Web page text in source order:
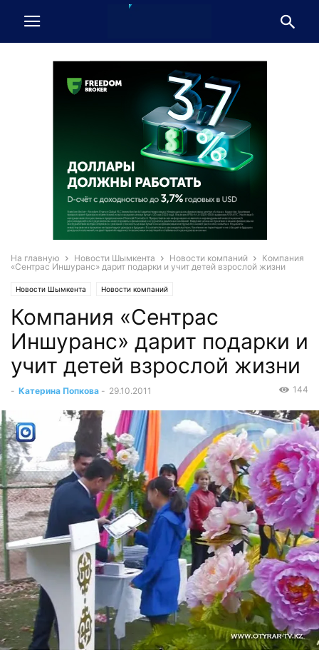
На главную Новости Шымкента Новости компаний
Компания
«Сентрас Иншуранс» дарит подарки и учит детей взрослой жизни
Новости Шымкента Новости компаний
Компания «Сентрас
Иншуранс» дарит подарки и
учит детей взрослой жизни
- Катерина Попкова - 29.10.2011 144